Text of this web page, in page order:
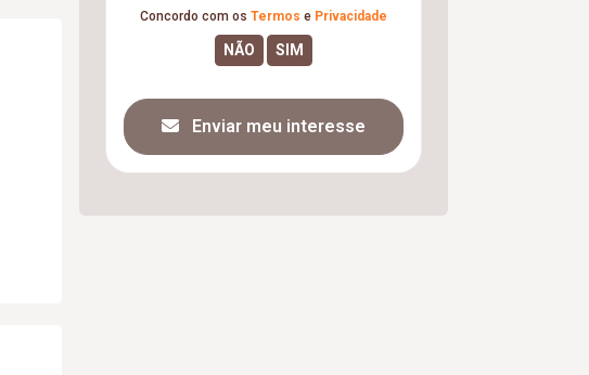
Concordo com os Termos e Privacidade
Enviar meu interesse